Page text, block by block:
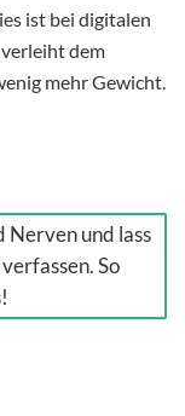
ist bei digitalen
dem
mehr Gewicht.
Nerven und lass
So